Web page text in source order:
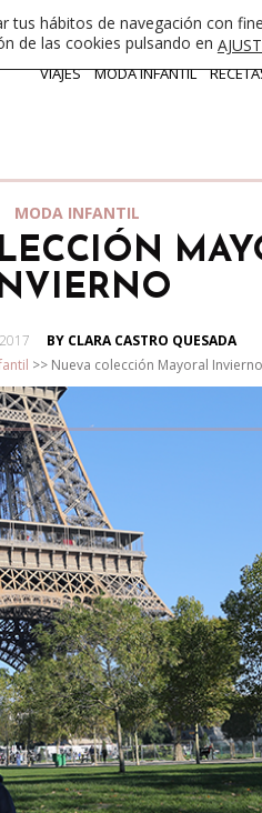
VIAJES MODA INFANTIL
MODA INFANTIL
BY CLARA CASTRO QUESADA
>> Nueva colección Mayoral Invierno
tus hábitos de navegación con
de las cookies pulsando en